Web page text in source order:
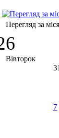
Перегляд за
Вівторок
31
7